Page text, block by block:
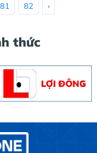
81 82 ›
thức